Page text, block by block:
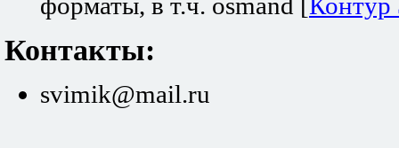
форматы, в т.ч. osmand [ Контур
Контакты:
svimik@mail.ru